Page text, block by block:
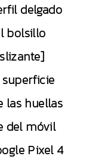
delgado
bolsillo
superficie
las huellas
del móvil
Pixel 4